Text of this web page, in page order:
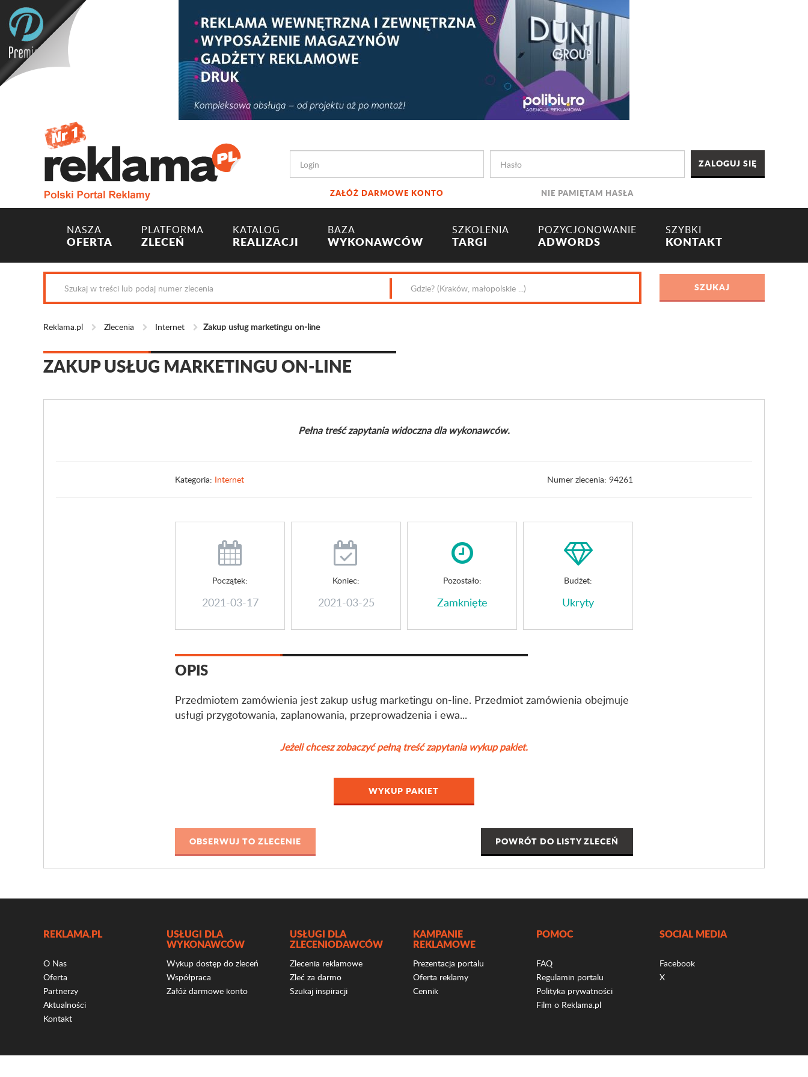
ZAŁÓŻ DARMOWE KONTO NIE PAMIĘTAM HASŁA
NASZA
OFERTA
PLATFORMA
ZLECEŃ
KATALOG
REALIZACJI
BAZA
WYKONAWCÓW
SZKOLENIA
TARGI
POZYCJONOWANIE
ADWORDS
SZYBKI
KONTAKT
Reklama.pl Zlecenia Internet Zakup usług marketingu on-line
ZAKUP USŁUG MARKETINGU ON-LINE
Pełna treść zapytania widoczna dla wykonawców.
Kategoria: Internet Numer zlecenia: 94261
Początek:
2021-03-17
Koniec:
2021-03-25
Pozostało:
Zamknięte
Budżet:
Ukryty
OPIS
Przedmiotem zamówienia jest zakup usług marketingu on-line. Przedmiot zamówienia obejmuje
usługi przygotowania, zaplanowania, przeprowadzenia i ewa...
Jeżeli chcesz zobaczyć pełną treść zapytania wykup pakiet.
WYKUP PAKIET
POWRÓT DO LISTY ZLECEŃ
REKLAMA.PL
O Nas
Oferta
Partnerzy
Aktualności
Kontakt
USŁUGI DLA
WYKONAWCÓW
Wykup dostęp do zleceń
Współpraca
Załóż darmowe konto
USŁUGI DLA
ZLECENIODAWCÓW
Zlecenia reklamowe
Zleć za darmo
Szukaj inspiracji
KAMPANIE
REKLAMOWE
Prezentacja portalu
Oferta reklamy
Cennik
POMOC
FAQ
Regulamin portalu
Polityka prywatności
Film o Reklama.pl
SOCIAL MEDIA
Facebook
X